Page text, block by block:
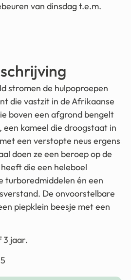
van dinsdag t.e.m.
stromen de hulpoproepen
die vastzit in de Afrikaanse
boven een afgrond bengelt
een kameel die droogstaat in
een verstopte neus ergens
doen ze een beroep op de
die een heleboel
turboredmiddelen én een
De onvoorstelbare
piepklein beesje met een
3 jaar.